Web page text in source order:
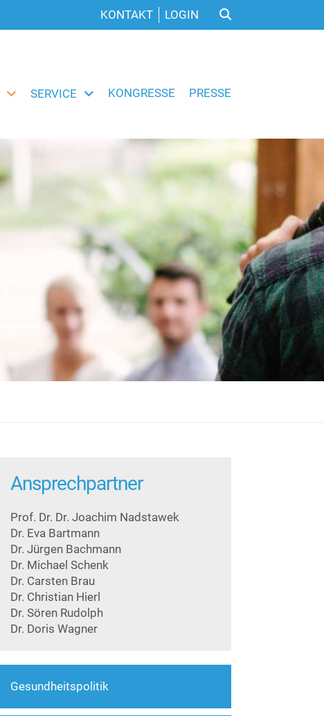
KONTAKT LOGIN
SERVICE KONGRESSE PRESSE
Ansprechpartner
Prof. Dr. Dr. Joachim Nadstawek
Dr. Eva Bartmann
Dr. Jürgen Bachmann
Dr. Michael Schenk
Dr. Carsten Brau
Dr. Christian Hierl
Dr. Sören Rudolph
Dr. Doris Wagner
Gesundheitspolitik